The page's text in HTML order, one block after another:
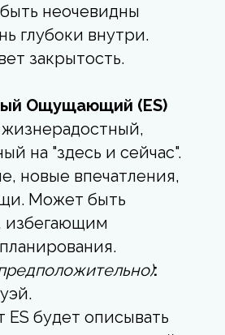
неочевидны
глубоки внутри.
закрытость.
Ощущающий (ES)
на "здесь и сейчас".
новые впечатления,
Может быть
избегающим
:
ES будет описывать